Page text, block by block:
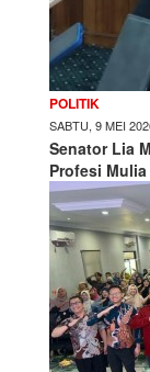
POLITIK
SABTU, 9 MEI
Senator Lia
Profesi